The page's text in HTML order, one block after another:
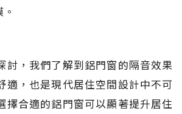
討，我們了解到鋁門窗的隔音效果
適，也是現代居住空間設計中不可
擇合適的鋁門窗可以顯著提升居住